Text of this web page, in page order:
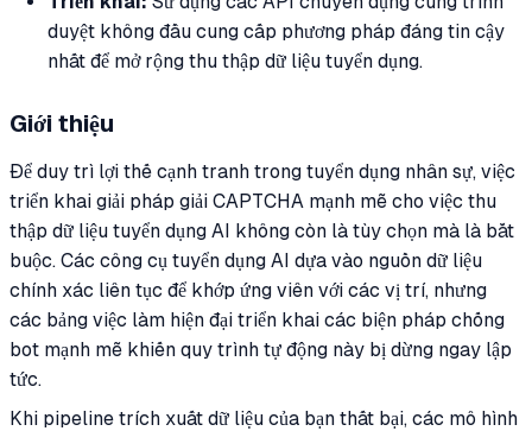
duyệt không đầu cung cấp phương pháp đáng tin cậy
nhất để mở rộng thu thập dữ liệu tuyển dụng.
Giới thiệu
Để duy trì lợi thế cạnh tranh trong tuyển dụng nhân sự, việc
triển khai giải pháp giải CAPTCHA mạnh mẽ cho việc thu
thập dữ liệu tuyển dụng AI không còn là tùy chọn mà là bắt
buộc. Các công cụ tuyển dụng AI dựa vào nguồn dữ liệu
chính xác liên tục để khớp ứng viên với các vị trí, nhưng
các bảng việc làm hiện đại triển khai các biện pháp chống
bot mạnh mẽ khiến quy trình tự động này bị dừng ngay lập
tức.
Khi pipeline trích xuất dữ liệu của bạn thất bại, các mô hình